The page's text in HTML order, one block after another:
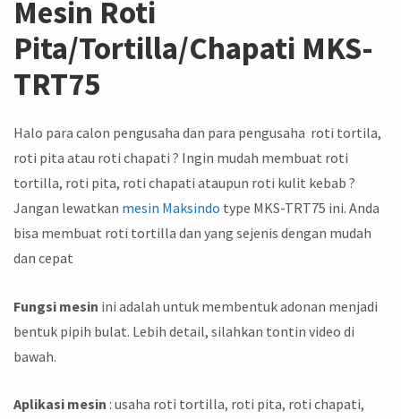
Mesin Roti
Pita/Tortilla/Chapati MKS-
TRT75
Halo para calon pengusaha dan para pengusaha roti tortila,
roti pita atau roti chapati ? Ingin mudah membuat roti
tortilla, roti pita, roti chapati ataupun roti kulit kebab ?
Jangan lewatkan mesin Maksindo type MKS-TRT75 ini. Anda
bisa membuat roti tortilla dan yang sejenis dengan mudah
dan cepat
Fungsi mesin ini adalah untuk membentuk adonan menjadi
bentuk pipih bulat. Lebih detail, silahkan tontin video di
bawah.
Aplikasi mesin : usaha roti tortilla, roti pita, roti chapati,